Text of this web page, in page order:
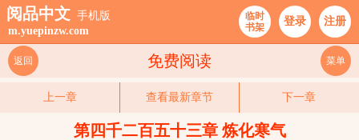
阅品中文 手机版
m.yuepinzw.com
临时
书架
登录 注册
免费阅读
返回 菜单
上一章 查看最新章节 下一章
第四千二百五十三章 炼化寒气